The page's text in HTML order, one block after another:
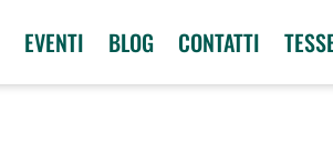
EVENTI BLOG CONTATTI